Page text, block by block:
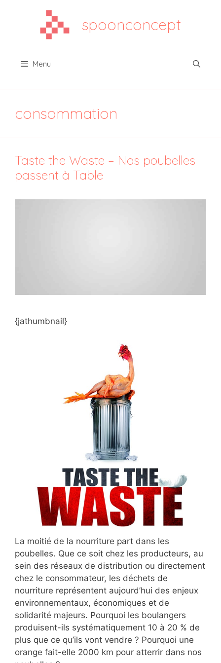
spoonconcept
Menu
consommation
Taste the Waste – Nos poubelles
passent à Table
{jathumbnail}
La moitié de la nourriture part dans les
poubelles. Que ce soit chez les producteurs, au
sein des réseaux de distribution ou directement
chez le consommateur, les déchets de
nourriture représentent aujourd’hui des enjeux
environnementaux, économiques et de
solidarité majeurs. Pourquoi les boulangers
produisent-ils systématiquement 10 à 20 % de
plus que ce qu’ils vont vendre ? Pourquoi une
orange fait-elle 2000 km pour atterrir dans nos